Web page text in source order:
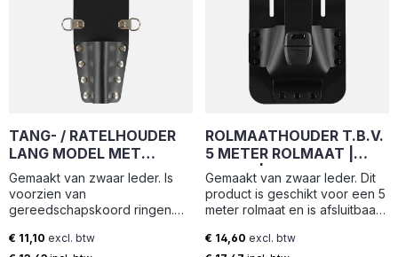
TANG- / RATELHOUDER
LANG MODEL MET
GEREEDSCHAPSKOORD
RINGEN (9X26CM) | THL-L
| ELTEE
Gemaakt van zwaar leder. Is
voorzien van
gereedschapskoord ringen.
Normale prijs:
€ 11,10 excl. btw
ROLMAATHOUDER T.B.V.
5 METER ROLMAAT |
MTH-5 | ELTEE
Gemaakt van zwaar leder. Dit
product is geschikt voor een 5
meter rolmaat en is afsluitbaar
cm Hoogte: 20.5 cm
Normale prijs:
€ 14,60 excl. btw